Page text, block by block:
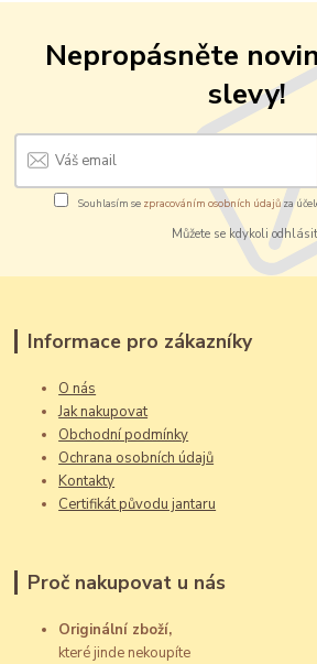
Nepropásněte
slevy!
Souhlasím se zpracováním osobních údajůza
Můžete se kdykoli
Informace pro zákazníky
O nás
Jak nakupovat
Obchodní podmínky
Ochrana osobních údajů
Kontakty
Certifikát původu jantaru
Proč nakupovat u nás
Originální zboží,
které jinde nekoupíte